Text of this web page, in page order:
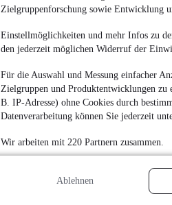
Zielgruppenforschung sowie Entwicklung
Einstellmöglichkeiten und mehr Infos zu
den jederzeit möglichen Widerruf der
Für die Auswahl und Messung einfacher
Zielgruppen und Produktentwicklungen zu
B. IP-Adresse) ohne Cookies durch
Datenverarbeitung können Sie jederzeit
Wir arbeiten mit 220 Partnern zusammen.
Ablehnen